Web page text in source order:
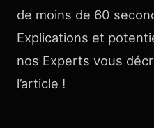
de moins de 60
Explications et
nos Experts vous
l’article !